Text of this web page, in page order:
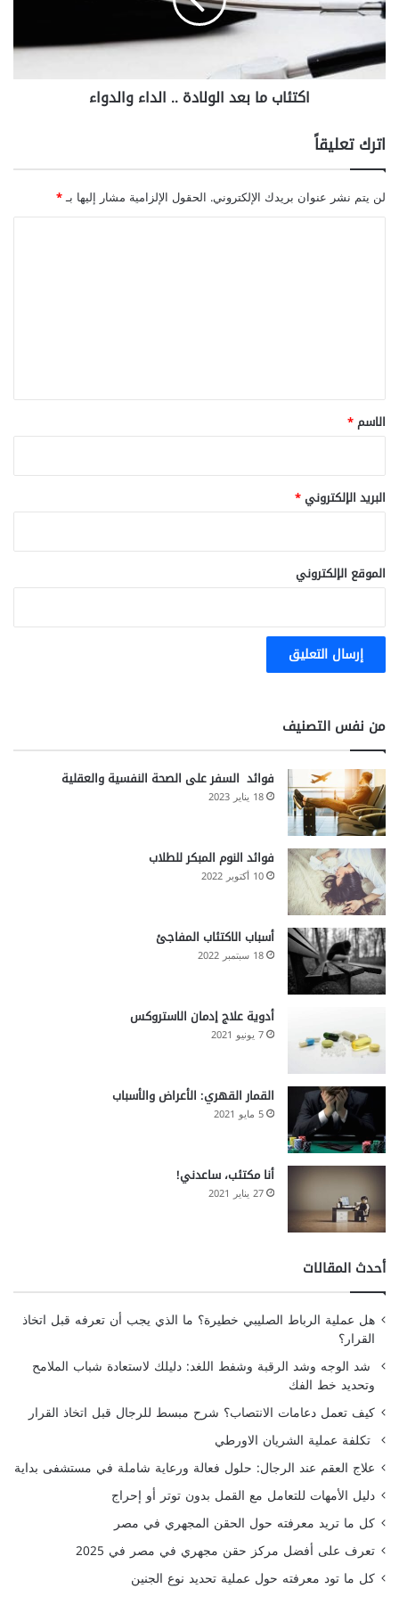
ب
م
ا
ب
ا
ل
و
ل
ا
و
ا
ل
و
ا
ء
اكتئاب ما بعد الولادة .. الداء والدواء
اترك تعليقاً
لن يتم نشر عنوان بريدك الإلكتروني. الحقول الإلزامية مشار إليها بـ*
*
الاسم*
البريد الإلكتروني*
الموقع الإلكتروني
من نفس التصنيف
فوائد السفر على الصحة النفسية والعقلية
18 يناير 2023
فوائد النوم المبكر للطلاب
10 أكتوبر 2022
أسباب الاكتئاب المفاجئ
18 سبتمبر 2022
أدوية علاج إدمان الاستروكس
7 يونيو 2021
القمار القهري: الأعراض والأسباب
5 مايو 2021
أنا مكتئب، ساعدني!
27 يناير 2021
أحدث المقالات
هل عملية الرباط الصليبي خطيرة؟ ما الذي يجب أن تعرفه قبل اتخاذ
القرار؟
شد الوجه وشد الرقبة وشفط اللغد: دليلك لاستعادة شباب الملامح
وتحديد خط الفك
كيف تعمل دعامات الانتصاب؟ شرح مبسط للرجال قبل اتخاذ القرار
تكلفة عملية الشريان الاورطي
علاج العقم عند الرجال: حلول فعالة ورعاية شاملة في مستشفى بداية
دليل الأمهات للتعامل مع القمل بدون توتر أو إحراج
كل ما تريد معرفته حول الحقن المجهري في مصر
تعرف على أفضل مركز حقن مجهري في مصر في 2025
كل ما تود معرفته حول عملية تحديد نوع الجنين